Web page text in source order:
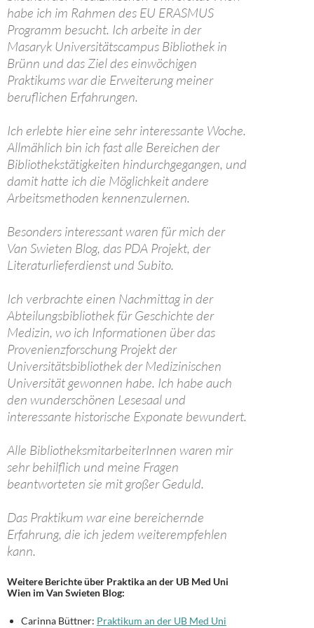
habe ich im Rahmen des EU ERASMUS
Programm besucht. Ich arbeite in der
Masaryk Universitätscampus Bibliothek in
Brünn und das Ziel des einwöchigen
Praktikums war die Erweiterung meiner
beruflichen Erfahrungen.
Ich erlebte hier eine sehr interessante Woche.
Allmählich bin ich fast alle Bereichen der
Bibliothekstätigkeiten hindurchgegangen, und
damit hatte ich die Möglichkeit andere
Arbeitsmethoden kennenzulernen.
Besonders interessant waren für mich der
Van Swieten Blog, das PDA Projekt, der
Literaturlieferdienst und Subito.
Ich verbrachte einen Nachmittag in der
Abteilungsbibliothek für Geschichte der
Medizin, wo ich Informationen über das
Provenienzforschung Projekt der
Universitätsbibliothek der Medizinischen
Universität gewonnen habe. Ich habe auch
den wunderschönen Lesesaal und
interessante historische Exponate bewundert.
Alle BibliotheksmitarbeiterInnen waren mir
sehr behilflich und meine Fragen
beantworteten sie mit großer Geduld.
Das Praktikum war eine bereichernde
Erfahrung, die ich jedem weiterempfehlen
kann.
Weitere Berichte über Praktika an der UB Med Uni
Wien im Van Swieten Blog:
Carinna Büttner: Praktikum an der UB Med Uni